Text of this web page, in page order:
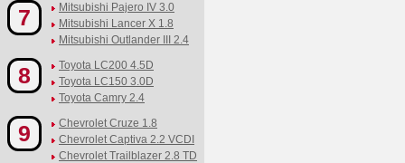
7
Mitsubishi Pajero IV 3.0
Mitsubishi Lancer X 1.8
Mitsubishi Outlander III 2.4
8
Toyota LC200 4.5D
Toyota LC150 3.0D
Toyota Camry 2.4
9
Chevrolet Cruze 1.8
Chevrolet Captiva 2.2 VCDI
Chevrolet Trailblazer 2.8 TD